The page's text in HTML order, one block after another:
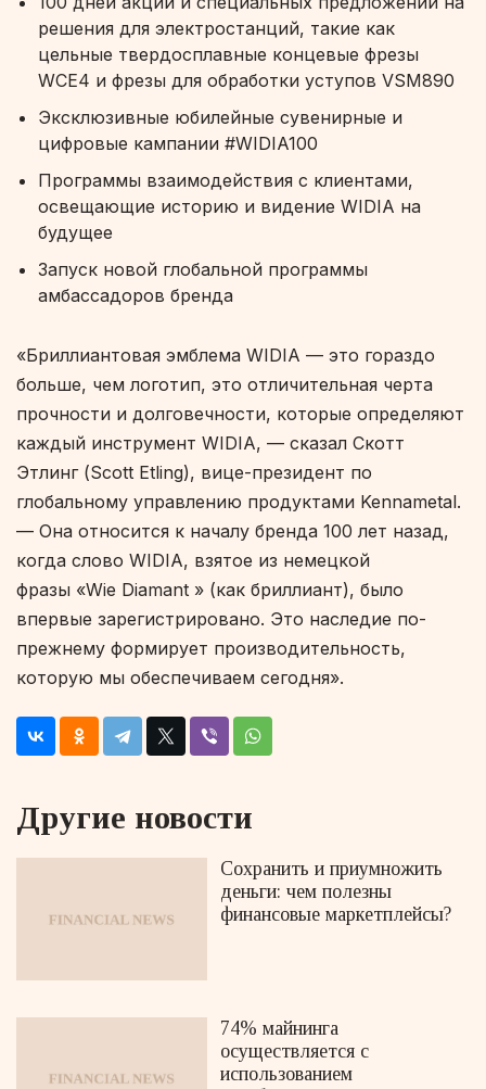
решения для электростанций, такие как
цельные твердосплавные концевые фрезы
WCE4 и фрезы для обработки уступов VSM890
Эксклюзивные юбилейные сувенирные и
цифровые кампании #WIDIA100
Программы взаимодействия с клиентами,
освещающие историю и видение WIDIA на
будущее
Запуск новой глобальной программы
амбассадоров бренда
«Бриллиантовая эмблема WIDIA — это гораздо
больше, чем логотип, это отличительная черта
прочности и долговечности, которые определяют
каждый инструмент WIDIA, — сказал Скотт
Этлинг (Scott Etling), вице-президент по
глобальному управлению продуктами Kennametal.
— Она относится к началу бренда 100 лет назад,
когда слово WIDIA, взятое из немецкой
фразы «Wie Diamant » (как бриллиант), было
впервые зарегистрировано. Это наследие по-
прежнему формирует производительность,
которую мы обеспечиваем сегодня».
Другие новости
Сохранить и приумножить
деньги: чем полезны
финансовые маркетплейсы?
74% майнинга
осуществляется с
использованием